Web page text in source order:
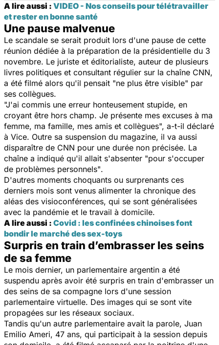
A lire aussi : VIDEO - Nos conseils pour télétravailler
et rester en bonne santé
Une pause malvenue
Le scandale se serait produit lors d'une pause de cette
réunion dédiée à la préparation de la présidentielle du 3
novembre. Le juriste et éditorialiste, auteur de plusieurs
livres politiques et consultant régulier sur la chaîne CNN,
a été filmé alors qu'il pensait "ne plus être visible" par
ses collègues.
"J'ai commis une erreur honteusement stupide, en
croyant être hors champ. Je présente mes excuses à ma
femme, ma famille, mes amis et collègues", a-t-il déclaré
à Vice. Outre sa suspension du magazine, il va aussi
disparaître de CNN pour une durée non précisée. La
chaîne a indiqué qu'il allait s'absenter "pour s'occuper
de problèmes personnels".
D'autres moments choquants ou surprenants ces
derniers mois sont venus alimenter la chronique des
aléas des visioconférences, qui se sont généralisées
avec la pandémie et le travail à domicile.
A lire aussi : Covid : les confinées chinoises font
bondir le marché des sex-toys
Surpris en train d’embrasser les seins
de sa femme
Le mois dernier, un parlementaire argentin a été
suspendu après avoir été surpris en train d'embrasser un
des seins de sa compagne lors d'une session
parlementaire virtuelle. Des images qui se sont vite
propagées sur les réseaux sociaux.
Tandis qu'un autre parlementaire avait la parole, Juan
Emilio Ameri, 47 ans, qui participait à la session depuis